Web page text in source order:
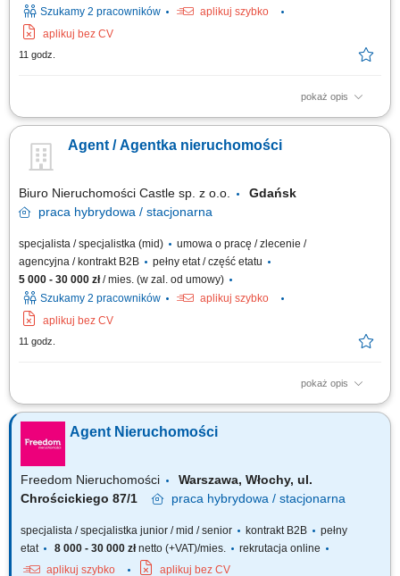
Szukamy 2 pracowników
aplikuj szybko
aplikuj bez CV
11 godz.
pokaż opis
Nie szukamy pracownika. Szukamy osoby, która chce zarabiać ! Jeżeli
Klienta lub branży nieruchomości i czujesz swój potencjał – to przeczytaj
do końca. To nie jest oferta dla każdego. Nie będziemy przekonywać Cię,
Agent / Agentka nieruchomości
Biuro Nieruchomości Castle sp. z o.o.
Gdańsk
praca hybrydowa / stacjonarna
specjalista / specjalistka (mid)
umowa o pracę / zlecenie /
agencyjna / kontrakt B2B
pełny etat / część etatu
5 000 - 30 000 zł/ mies. (w zal. od umowy)
Szukamy 2 pracowników
aplikuj szybko
aplikuj bez CV
11 godz.
pokaż opis
Nie szukamy pracownika. Szukamy osoby, która chce zarabiać ! Jeżeli
masz za sobą doświadczenie w sprzedaży, negocjacjach, obsłudze
Klienta lub branży nieruchomości i czujesz swój potencjał – to przeczytaj
do końca. To nie jest oferta dla każdego. Nie będziemy przekonywać Cię,
że...
Agent Nieruchomości
Freedom Nieruchomości
Warszawa, Włochy, ul.
Chrościckiego 87/1
praca hybrydowa / stacjonarna
specjalista / specjalistka junior / mid / senior kontrakt B2B
pełny
etat
8 000 - 30 000 złnetto (+VAT)/mies.
rekrutacja online
aplikuj szybko
aplikuj bez CV